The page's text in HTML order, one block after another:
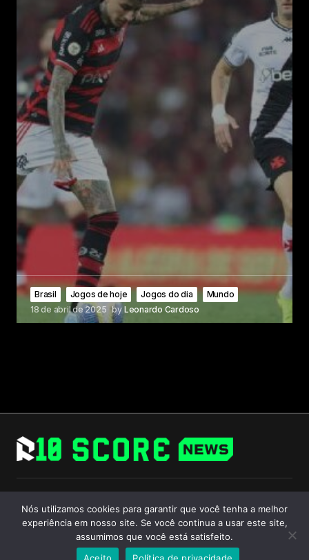
Brasil Jogos de hoje Jogos do dia
Mundo
18 de abril de 2025 by Leonardo Cardoso
Follow Us
Nós utilizamos cookies para garantir que você tenha a melhor
experiência em nosso site. Se você continua a usar este site,
assumimos que você está satisfeito.
Aceito
Política de privacidade